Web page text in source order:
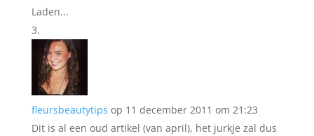
Laden...
fleursbeautytips op 11 december 2011 om 21:23
Dit is al een oud artikel (van april), het jurkje zal dus